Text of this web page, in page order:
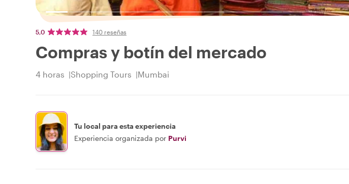
5,0 140 reseñas
Compras y botín del mercado
4 horas Shopping Tours Mumbai
Tu local para esta experiencia
Experiencia organizada por Purvi